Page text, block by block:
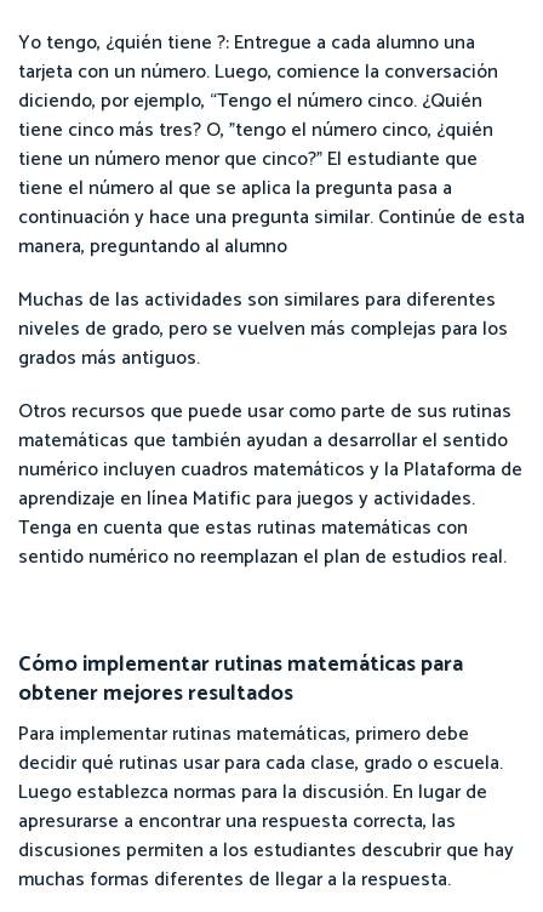
Yo tengo, ¿quién tiene ?: Entregue a cada alumno una
tarjeta con un número. Luego, comience la conversación
diciendo, por ejemplo, “Tengo el número cinco. ¿Quién
tiene cinco más tres? O, "tengo el número cinco, ¿quién
tiene un número menor que cinco?" El estudiante que
tiene el número al que se aplica la pregunta pasa a
continuación y hace una pregunta similar. Continúe de esta
manera, preguntando al alumno
Muchas de las actividades son similares para diferentes
niveles de grado, pero se vuelven más complejas para los
grados más antiguos.
Otros recursos que puede usar como parte de sus rutinas
matemáticas que también ayudan a desarrollar el sentido
numérico incluyen cuadros matemáticos y la Plataforma de
aprendizaje en línea Matific para juegos y actividades.
Tenga en cuenta que estas rutinas matemáticas con
sentido numérico no reemplazan el plan de estudios real.
Cómo implementar rutinas matemáticas para
obtener mejores resultados
Para implementar rutinas matemáticas, primero debe
decidir qué rutinas usar para cada clase, grado o escuela.
Luego establezca normas para la discusión. En lugar de
apresurarse a encontrar una respuesta correcta, las
discusiones permiten a los estudiantes descubrir que hay
muchas formas diferentes de llegar a la respuesta.